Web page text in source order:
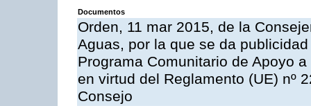
Documentos
Orden, 11 mar 2015, de la
Aguas, por la que se da
Programa Comunitario de Apoyo
en virtud del Reglamento (UE) nº
Consejo